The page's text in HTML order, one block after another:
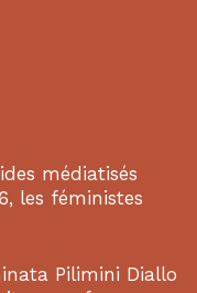
médiatisés
les féministes
Pilimini Diallo